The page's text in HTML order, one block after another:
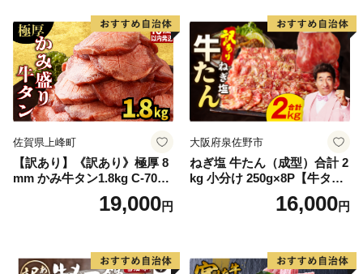
厚切り タン
佐賀県上峰町
【訳あり】《訳あり》極厚 8
mm かみ牛タン1.8kg C-709-
19,000円
大阪府泉佐野市
ねぎ塩 牛たん（成型）合計 2
kg 小分け 250g×8P【牛タン
牛肉 焼肉用 薄切り 訳あり サ
16,000円